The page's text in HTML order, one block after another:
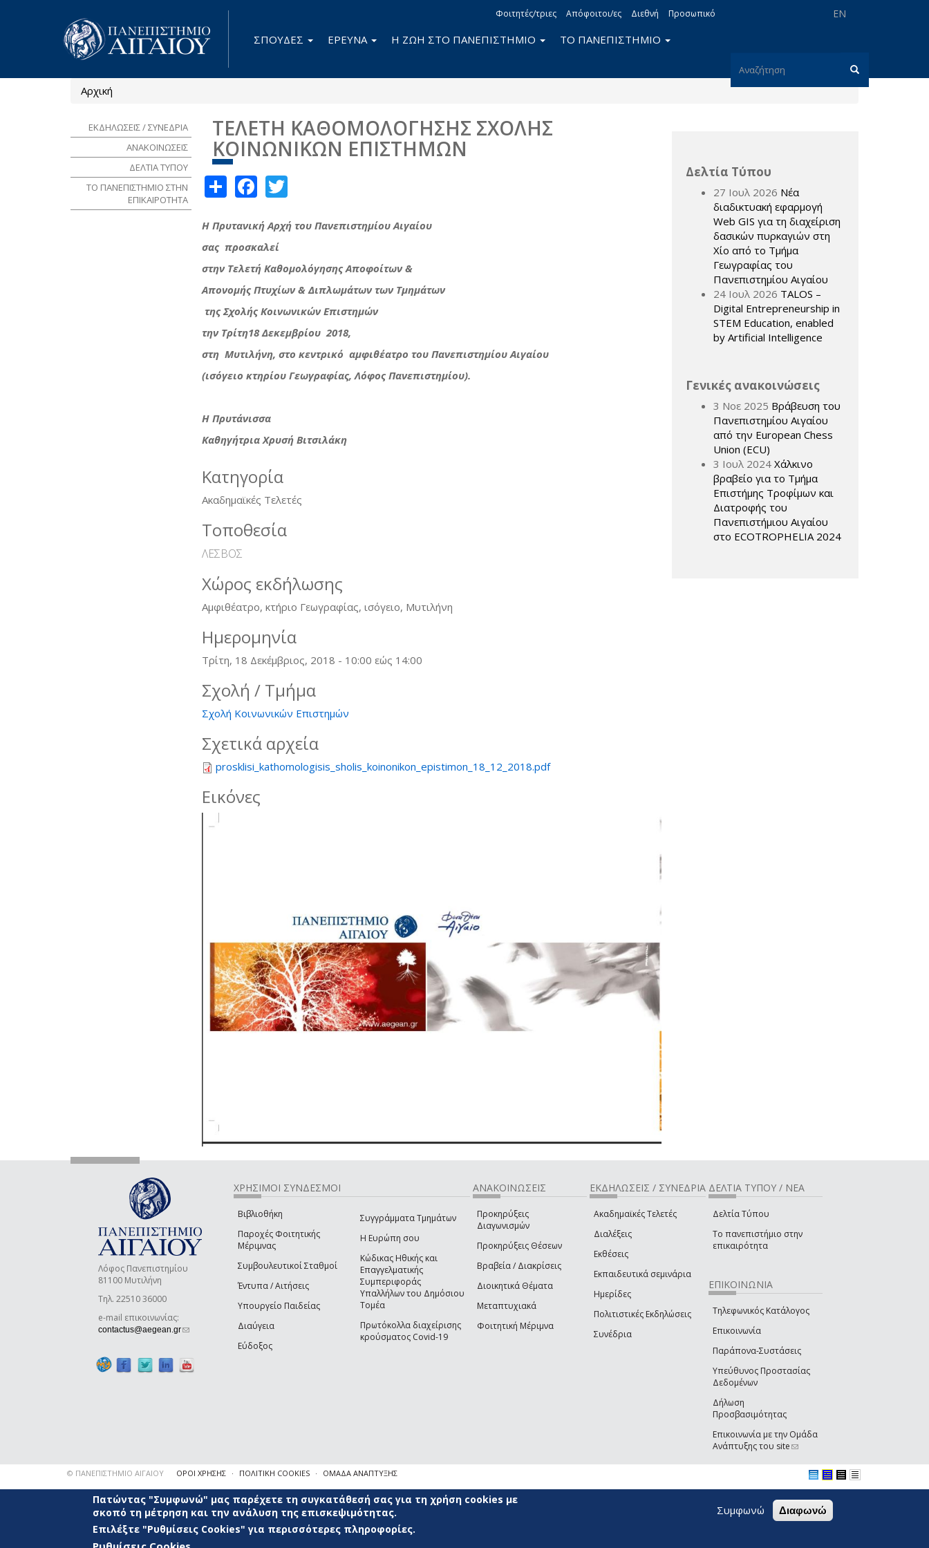
EN
Φοιτητές/τριες Απόφοιτοι/ες Διεθνή Προσωπικό
Φόρμα
ΣΠΟΥΔΕΣ ΕΡΕΥΝΑ Η ΖΩΗ ΣΤΟ ΠΑΝΕΠΙΣΤΗΜΙΟ ΤΟ ΠΑΝΕΠΙΣΤΗΜΙΟ
Είστε εδώ
Αρχική
ΤΕΛΕΤΗ ΚΑΘΟΜΟΛΟΓΗΣΗΣ ΣΧΟΛΗΣ
ΚΟΙΝΩΝΙΚΩΝ ΕΠΙΣΤΗΜΩΝ
ShareFacebook
Η Πρυτανική Αρχή του Πανεπιστημίου Αιγαίου
σας προσκαλεί
στην Τελετή Καθομολόγησης Αποφοίτων &
Απονομής Πτυχίων & Διπλωμάτων των Τμημάτων
της Σχολής Κοινωνικών Επιστημών
την Τρίτη18 Δεκεμβρίου 2018,
στη Μυτιλήνη, στο κεντρικό αμφιθέατρο του Πανεπιστημίου Αιγαίου
(ισόγειο κτηρίου Γεωγραφίας, Λόφος Πανεπιστημίου).
Η Πρυτάνισσα
Καθηγήτρια Χρυσή Βιτσιλάκη
Κατηγορία
Ακαδημαϊκές Τελετές
Τοποθεσία
ΛΕΣΒΟΣ
Χώρος εκδήλωσης
Αμφιθέατρο, κτήριο Γεωγραφίας, ισόγειο, Μυτιλήνη
Ημερομηνία
Τρίτη, 18 Δεκέμβριος, 2018 - 10:00 εώς 14:00
Σχολή / Τμήμα
Σχολή Κοινωνικών Επιστημών
Σχετικά αρχεία
prosklisi_kathomologisis_sholis_koinonikon_epistimon_18_12_2018.pdf
Εικόνες
ΕΚΔΗΛΩΣΕΙΣ / ΣΥΝΕΔΡΙΑ
ΑΝΑΚΟΙΝΩΣΕΙΣ
ΔΕΛΤΙΑ ΤΥΠΟΥ
ΤΟ ΠΑΝΕΠΙΣΤΗΜΙΟ ΣΤΗΝ
ΕΠΙΚΑΙΡΟΤΗΤΑ
Δελτία Τύπου
27 Ιουλ 2026 Νέα
διαδικτυακή εφαρμογή
Web GIS για τη διαχείριση
δασικών πυρκαγιών στη
Χίο από το Τμήμα
Γεωγραφίας του
Πανεπιστημίου Αιγαίου
24 Ιουλ 2026 TALOS –
Digital Entrepreneurship in
STEM Education, enabled
by Artificial Intelligence
Γενικές ανακοινώσεις
3 Νοε 2025 Βράβευση του
Πανεπιστημίου Αιγαίου
από την European Chess
Union (ECU)
3 Ιουλ 2024 Χάλκινο
βραβείο για το Τμήμα
Επιστήμης Τροφίμων και
Διατροφής του
Πανεπιστήμιου Αιγαίου
στο ECOTROPHELIA 2024
Λόφος Πανεπιστημίου
81100 Μυτιλήνη
Τηλ. 22510 36000
e-mail επικοινωνίας:
contactus@aegean.gr(link sends e-mail)
ΧΡΗΣΙΜΟΙ ΣΥΝΔΕΣΜΟΙ
Βιβλιοθήκη
Παροχές Φοιτητικής
Μέριμνας
Συμβουλευτικοί Σταθμοί
Έντυπα / Αιτήσεις
Υπουργείο Παιδείας
Διαύγεια
Εύδοξος
Συγγράμματα Τμημάτων
Η Ευρώπη σου
Κώδικας Ηθικής και
Επαγγελματικής
Συμπεριφοράς
Υπαλλήλων του Δημόσιου
Τομέα
Πρωτόκολλα διαχείρισης
κρούσματος Covid-19
ΑΝΑΚΟΙΝΩΣΕΙΣ
Προκηρύξεις
Διαγωνισμών
Προκηρύξεις Θέσεων
Βραβεία / Διακρίσεις
Διοικητικά Θέματα
Μεταπτυχιακά
Φοιτητική Μέριμνα
ΕΚΔΗΛΩΣΕΙΣ / ΣΥΝΕΔΡΙΑ
Ακαδημαϊκές Τελετές
Διαλέξεις
Εκθέσεις
Εκπαιδευτικά σεμινάρια
Ημερίδες
Πολιτιστικές Εκδηλώσεις
Συνέδρια
ΔΕΛΤΙΑ ΤΥΠΟΥ / ΝΕΑ
Δελτία Τύπου
Το πανεπιστήμιο στην
επικαιρότητα
ΕΠΙΚΟΙΝΩΝΙΑ
Τηλεφωνικός Κατάλογος
Επικοινωνία
Παράπονα-Συστάσεις
Υπεύθυνος Προστασίας
Δεδομένων
Δήλωση
Προσβασιμότητας
Επικοινωνία με την Ομάδα
Ανάπτυξης του site(link sends e-mail)
© ΠΑΝΕΠΙΣΤΗΜΙΟ ΑΙΓΑΙΟΥ ΟΡΟΙ ΧΡΗΣΗΣ ΠΟΛΙΤΙΚΗ COOKIES ΟΜΑΔΑ ΑΝΑΠΤΥΞΗΣ
Πατώντας "Συμφωνώ" μας παρέχετε τη συγκατάθεσή σας για τη χρήση cookies με
σκοπό τη μέτρηση και την ανάλυση της επισκεψιμότητας.
Επιλέξτε "Ρυθμίσεις Cookies" για περισσότερες πληροφορίες.
Συμφωνώ Διαφωνώ